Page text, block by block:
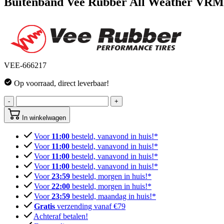
VEE-666217
Op voorraad, direct leverbaar!
- +
In winkelwagen
Voor 11:00 besteld, vanavond in huis!*
Voor 11:00 besteld, vanavond in huis!*
Voor 11:00 besteld, vanavond in huis!*
Voor 11:00 besteld, vanavond in huis!*
Voor23:59 besteld, morgen in huis!*
Voor22:00 besteld, morgen in huis!*
Voor23:59 besteld, maandag in huis!*
Gratis verzending vanaf €79
Achteraf betalen!